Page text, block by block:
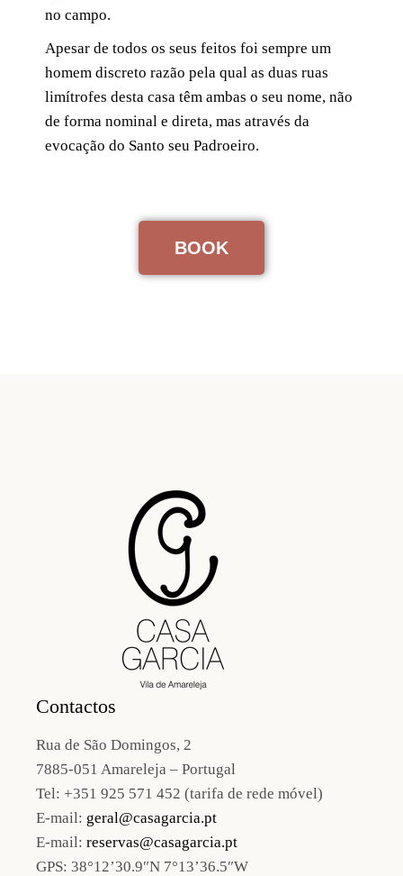
no campo.
Apesar de todos os seus feitos foi sempre um
homem discreto razão pela qual as duas ruas
limítrofes desta casa têm ambas o seu nome, não
de forma nominal e direta, mas através da
evocação do Santo seu Padroeiro.
BOOK
Contactos
Rua de São Domingos, 2
7885-051 Amareleja – Portugal
Tel: +351 925 571 452 (tarifa de rede móvel)
E-mail: geral@casagarcia.pt
E-mail: reservas@casagarcia.pt
GPS: 38°12’30.9″N 7°13’36.5″W